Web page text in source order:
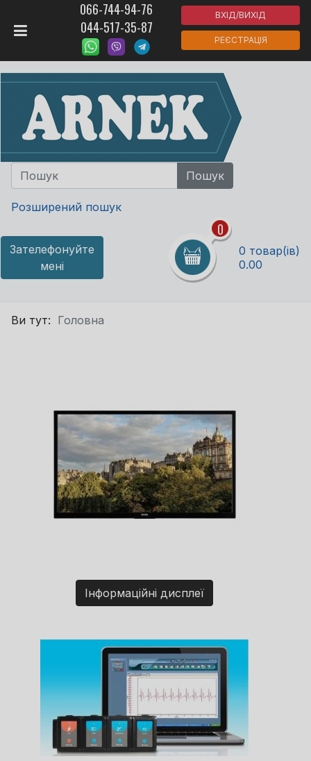
066-744-94-76
044-517-35-87
ВХІД/ВИХІД
РЕЄСТРАЦІЯ
Розширений пошук
Зателефонуйте
мені
0
0 товар(ів)
0.00
Ви тут: Головна
Інформаційні дисплеї